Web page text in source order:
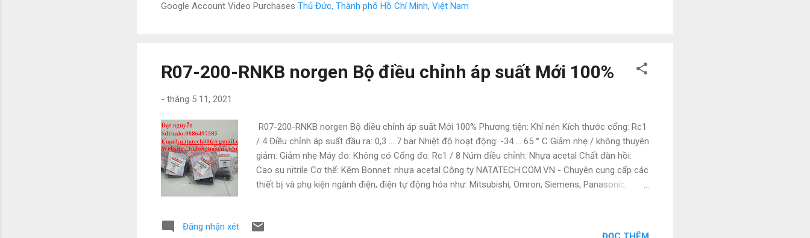
natatech006@gmail.com • Website : Tudonghoacn.com Các sản phẩm tương tự :...
Google Account Video Purchases Thủ Đức, Thành phố Hồ Chí Minh, Việt Nam
R07-200-RNKB norgen Bộ điều chỉnh áp suất Mới 100%
- tháng 5 11, 2021
R07-200-RNKB norgen Bộ điều chỉnh áp suất Mới 100% Phương tiện: Khí nén Kích thước cổng: Rc1
/ 4 Điều chỉnh áp suất đầu ra: 0,3 ... 7 bar Nhiệt độ hoạt động: -34 ... 65 ° C Giảm nhẹ / không thuyên
giảm: Giảm nhẹ Máy đo: Không có Cổng đo: Rc1 / 8 Núm điều chỉnh: Nhựa acetal Chất đàn hồi:
Cao su nitrile Cơ thể: Kẽm Bonnet: nhựa acetal Công ty NATATECH.COM.VN - Chuyên cung cấp các
thiết bị và phụ kiện ngành điện, điện tự động hóa như: Mitsubishi, Omron, Siemens, Panasonic,
0886 497 585 • Email : natatech006@gmail.com • Website : Tudonghoacn.com Các sản phẩm
Đăng nhận xét